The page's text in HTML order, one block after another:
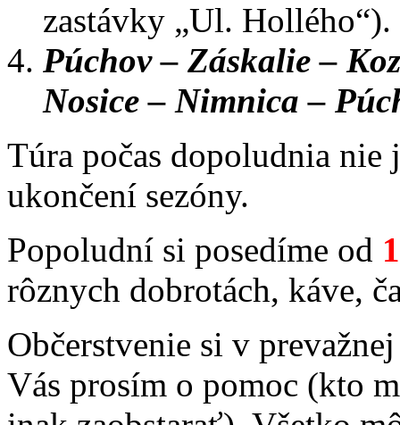
zastávky „Ul. Hollého“).
Púchov – Záskalie –
Nosice – Nimnica –
Túra počas dopoludnia nie
ukončení sezóny.
Popoludní si posedíme od
rôznych dobrotách, káve,
Občerstvenie si v
Vás prosím o pomoc (kto